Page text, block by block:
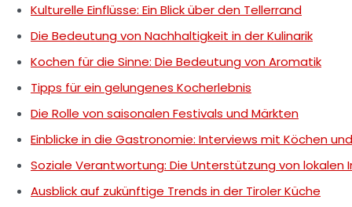
Kulturelle Einflüsse: Ein Blick über den Tellerrand
Die Bedeutung von Nachhaltigkeit in der Kulinarik
Kochen für die Sinne: Die Bedeutung von Aromatik
Tipps für ein gelungenes Kocherlebnis
Die Rolle von saisonalen Festivals und Märkten
Einblicke in die Gastronomie: Interviews mit Köchen
Soziale Verantwortung: Die Unterstützung von lokalen
Ausblick auf zukünftige Trends in der Tiroler Küche